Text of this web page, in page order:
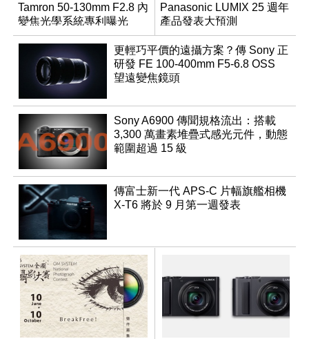
Tamron 50-130mm F2.8 內
變焦光學系統專利曝光
Panasonic LUMIX 25 週年
產品發表大預測
更輕巧平價的遠攝方案？傳 Sony 正
研發 FE 100-400mm F5-6.8 OSS
望遠變焦鏡頭
Sony A6900 傳聞規格流出：搭載
3,300 萬畫素堆疊式感光元件，動態
範圍超過 15 級
傳富士新一代 APS-C 片幅旗艦相機
X-T6 將於 9 月第一週發表